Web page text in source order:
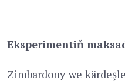
Eksperimentiň
Zimbardony we